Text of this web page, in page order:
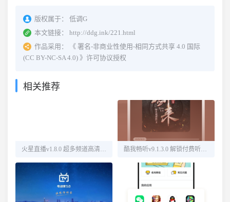
版权属于：
低调G
本文链接：
http://ddg.ink/221.html
作品采用：
《 署名-非商业性使用-相同方式共享 4.0 国际
(CC BY-NC-SA 4.0) 》许可协议授权
相关推荐
火星直播v1.8.0 超多频道高清直播 酷我畅听v9.1.3.0 解锁付费听书源